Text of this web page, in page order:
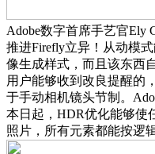
Adobe数字首席手艺官Ely
推进Firefly立异！从动模
像生成样式，而且该东西
用户能够收到改良提醒的
于手动相机镜头节制。
本日起，HDR优化能够使
照片，所有元素都能按逻